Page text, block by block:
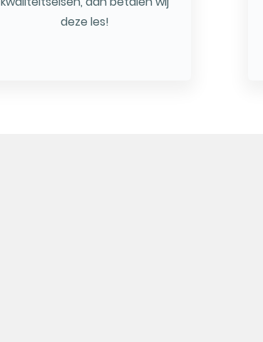
deze les!